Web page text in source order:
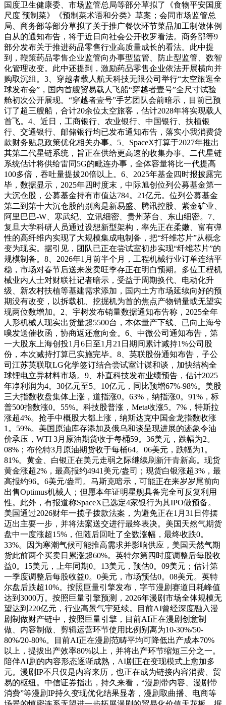
国度卫生健康委、市场监管总局等部分草拟了《食物平安国度
尺度 预制菜》《预制菜术语和分类》草案；会同市场监管总
局、商务部等部分草拟了关于推广餐饮环节菜品加工制做体例
自从的通知布告，将于近日向社会公开收罗看法。商务部等9
部分发布关于推进药品零售行业高质量成长的看法。此中提
到，鞭策药品零售企业监管向办事型监管、防止型监管、数智
化管理改变。此中还提到，激励药品零售企业依法开展横向并
购取沉组。3、穿越者载人航天科技无限公司举行“太空旅逛全
球发布会”，国内首艘贸易载人飞船“穿越者壹号”全尺寸试验
舱初次公开展现。“穿越者壹号”手艺团队会前暗示，目前已预
订了超三艘船，合计20余位太空旅客，估计2028年将实现载人
首飞。4、近日，工商银行、农业银行、中国银行、扶植银
行、交通银行、邮储银行均已发布通知布告，落实小我消费贷
款财务贴息政策优化相关办事。5、SpaceX打算于2027年推出
其第二代星链系统，旨正在供给更高速的收集办事。二代星链
系统估计将供给雷同5G的毗连办事，全体容量将比一代提高
100多倍，吞吐量提拔20倍以上。6、2025年基金四时报披露完
毕，数据显示，2025年四时度末，中际旭创位列公募基金第一
大沉仓股，公募基金持有市值达784。21亿元。位列公募基金
第二到第十大沉仓股的别离是新易盛、腾讯控股、紫金矿业、
阿里巴巴-W、寒武纪、立讯细密、贵州茅台、东山细密。7、
复旦大学科研人员通过设想新型架构，率先正在柔嫩、富有弹
性的高纤维内实现了大规模集成电制备，把“纤维芯片”从概念
变为现实。据引见，团队已正在尝试室初步实现“纤维芯片”的
规模制备。8、2026年1月前半个月，工程机械行业订单连结平
稳，市场对春节后送来发卖旺季存正在明白预期。多位工程机
械业内人士对财联社记者暗示，受益于周期换代、电动化升
级、新农村扶植等基建需求添加，国内土方市场延续向好的预
期没有改变，以拆载机、挖掘机为首的焦点产物销量或无望实
现两位数增加。2、宇树发布销量数据通知布告称，2025全年
人形机械人现实出货量超5500台，本体量产下线、已向上海兮
噗发送催收函，协商返还意向金。6、中微公司通知布告，第
一大股东上海创投1月6日至1月21日期间累计减持1%公司股
份，本次减持打算已实施完毕。8、英联股份通知布告，子公
司江苏英联取LG化学签订结合尝试室计谋和谈，加快结构全
球锂电立异材料市场。9、朴直科技发布业绩预告，估计2025
年净利润为4。30亿元至5。10亿元，同比预增67%-98%。美股
三大指数收盘集体上涨，道指涨0。63%，纳指涨0。91%，标
普500指数涨0。55%。科技股普涨，Meta收涨5。7%，特斯拉
涨超4%。抢手中概股大都上涨，纳斯达克中国金龙指数收涨
1。59%。美国原油库存添加及俄乌和谈呈现进展的迹象令油
价承压，WTI 3月原油期货收于每桶59。36美元，跌幅为2。
08%；布伦特3月原油期货收于每桶64。06美元，跌幅为1。
81%。黄金、白银正在美元走弱之际继续刷新汗青新高。现货
黄金涨超2%，最高报约4941美元/盎司；现货白银涨超3%，最
高报约96。6美元/盎司。马斯克暗示，可能正在来岁岁尾前向
出售Optimus机械人；但愿本年证明星舰具备完全可反复利用
性。此外，有报道称SpaceX已选定4家银行为其IPO做预备。
美国通过2026财年一揽子拨款法案，为避免正在1月31日停摆
迈出主要一步，并将法案送交进行最终表决。美国天然气期货
盘中一度涨超15%，但随后回吐了全数涨幅，最终收跌0。
33%。因为寒潮气候可能推高需求并影响供应，美国天然气期
货此前两个买卖日累涨超60%。英特尔第四时度调整后每股收
益0。15美元，上年同期0。13美元，预估0。09美元；估计第
一季度调整后每股收益0。0美元，市场预估0。08美元。英特
尔盘后跌超10%。按照巨量引擎发布，字节漫剧赛道日耗峰值
达到3000万。按照巨量引擎预测，2026年漫剧市场全体规模无
望达到220亿元，行业高景气宇延续。目前AI曾经深度融入漫
剧制做财产链中，按照巨量引擎，目前AI正在漫剧创意制
做、内容制做、剪辑运营环节使用比例别离为10-30%/50-
80%/20-80%。目前AI正在漫剧范畴平均可降低出产成本70%
以上，提拔出产效率80%以上，并将出产环节缩短三分之一。
陪伴AI剧的内容形态逐渐成熟，AI剧正在变现模式上愈加多
元。漫剧IP不只仅是内容来历，也正在成为链接内容消费、贸
易的枢纽。中信证券指出，持久来看，“漫剧带内容、漫剧带
消费”等漫剧IP持久变现优化结果显著，漫剧取曲播、电商等